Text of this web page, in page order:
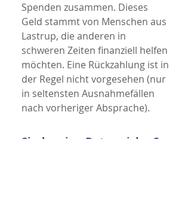
Spenden zusammen. Dieses
Geld stammt von Menschen aus
Lastrup, die anderen in
schweren Zeiten finanziell helfen
möchten. Eine Rückzahlung ist in
der Regel nicht vorgesehen (nur
in seltensten Ausnahmefällen
nach vorheriger Absprache).
Sind meine Daten sicher?